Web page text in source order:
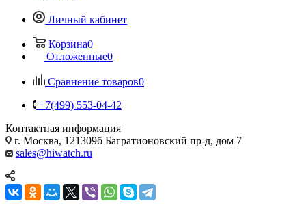
Личный кабинет
Корзина0
Отложенные0
Сравнение товаров0
+7(499) 553-04-42
Контактная информация
г. Москва, 121309б Багратионовский пр-д, дом 7
sales@hiwatch.ru